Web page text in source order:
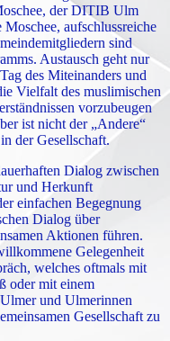
der DITIB Ulm
aufschlussreiche
sind
Austausch geht nur
des Miteinanders und
Vielfalt des muslimischen
vorzubeugen
ist nicht der „Andere“
der Gesellschaft.
Dialog zwischen
und Herkunft
einfachen Begegnung
Dialog über
Aktionen führen.
Gelegenheit
welches oftmals mit
oder mit einem
und Ulmerinnen
Gesellschaft zu